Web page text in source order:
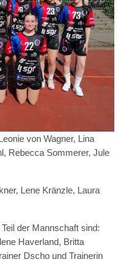
von Wagner, Lina
Rebecca Sommerer, Jule
Lene Kränzle, Laura
der Mannschaft sind:
Haverland, Britta
Dscho und Trainerin